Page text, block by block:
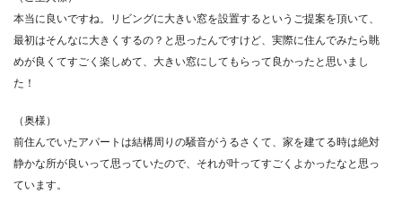
本当に良いですね。リビングに大きい窓を設置するというご提案を頂いて、
最初はそんなに大きくするの？と思ったんですけど、実際に住んでみたら眺
めが良くてすごく楽しめて、大きい窓にしてもらって良かったと思いまし
た！
（奥様）
前住んでいたアパートは結構周りの騒音がうるさくて、家を建てる時は絶対
静かな所が良いって思っていたので、それが叶ってすごくよかったなと思っ
ています。